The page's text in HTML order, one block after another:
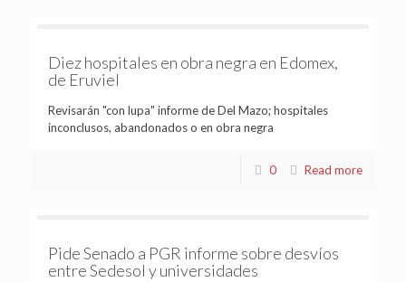
Diez hospitales en obra negra en Edomex,
de Eruviel
Revisarán "con lupa" informe de Del Mazo; hospitales
inconclusos, abandonados o en obra negra
0 Read more
Pide Senado a PGR informe sobre desvíos
entre Sedesol y universidades